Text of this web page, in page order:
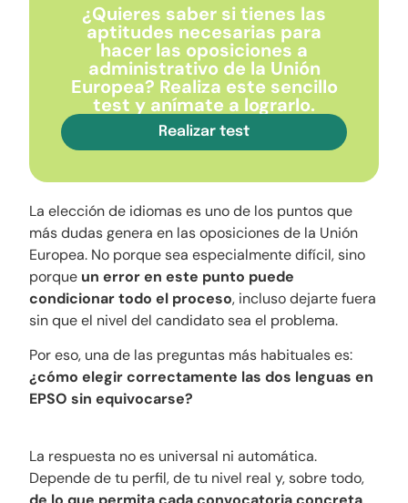
¿Quieres saber si tienes las
aptitudes necesarias para
hacer las oposiciones a
administrativo de la Unión
Europea? Realiza este sencillo
test y anímate a lograrlo.
Realizar test
La elección de idiomas es uno de los puntos que
más dudas genera en las oposiciones de la Unión
Europea. No porque sea especialmente difícil, sino
porque un error en este punto puede
condicionar todo el proceso, incluso dejarte fuera
sin que el nivel del candidato sea el problema.
Por eso, una de las preguntas más habituales es:
¿cómo elegir correctamente las dos lenguas en
EPSO sin equivocarse?
La respuesta no es universal ni automática.
Depende de tu perfil, de tu nivel real y, sobre todo,